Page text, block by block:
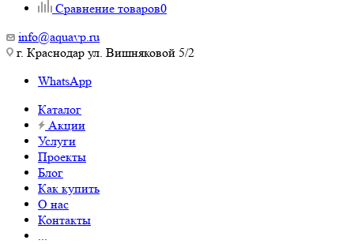
Сравнение товаров0
info@aquavp.ru
г. Краснодар ул. Вишняковой 5/2
WhatsApp
Каталог
Акции
Услуги
Проекты
Блог
Как купить
О нас
Контакты
...